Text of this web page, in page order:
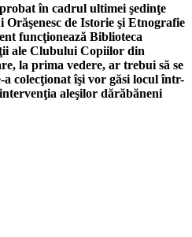
în cadrul ultimei şedinţe
de Istorie şi Etnografie
funcţionează Biblioteca
ale Clubului Copiilor din
la prima vedere, ar trebui să se
a colecţionat îşi vor găsi locul într-
aleşilor dărăbăneni